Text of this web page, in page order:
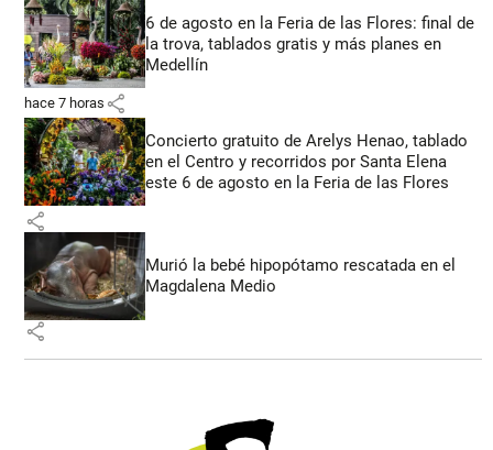
6 de agosto en la Feria de las Flores: final de
la trova, tablados gratis y más planes en
Medellín
hace 7 horas share
Concierto gratuito de Arelys Henao, tablado
en el Centro y recorridos por Santa Elena
este 6 de agosto en la Feria de las Flores
share
Murió la bebé hipopótamo rescatada en el
Magdalena Medio
share